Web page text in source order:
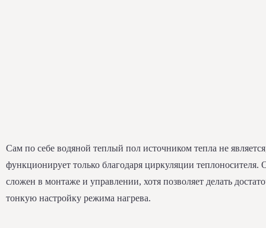
Сам по себе водяной теплый пол источником тепла не
функционирует только благодаря циркуляции теплоносителя.
сложен в монтаже и управлении, хотя позволяет делать
тонкую настройку режима нагрева.